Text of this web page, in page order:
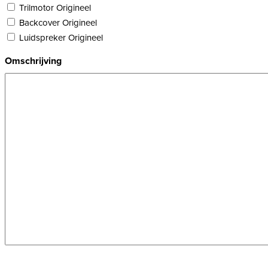
Trilmotor Origineel
Backcover Origineel
Luidspreker Origineel
Omschrijving